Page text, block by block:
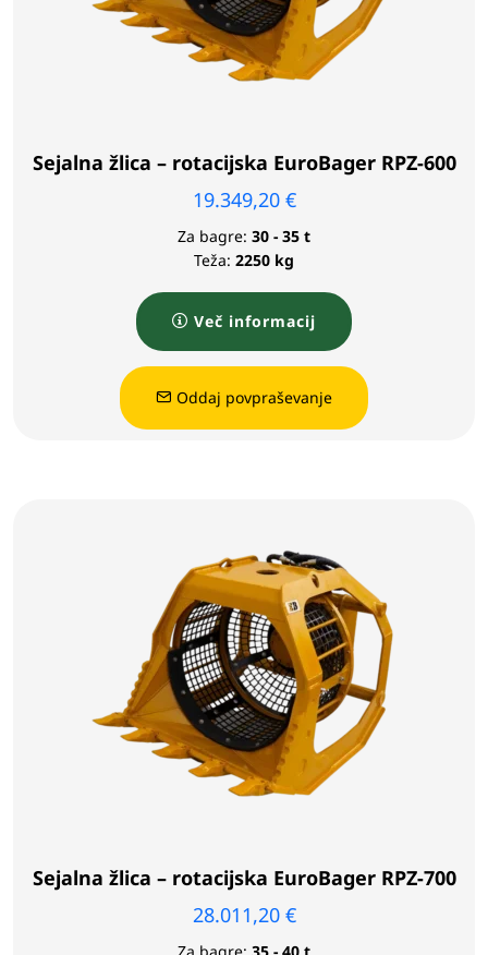
Sejalna žlica – rotacijska EuroBager RPZ-600
19.349,20 €
Za bagre: 30 - 35 t
Teža: 2250 kg
Več informacij
Oddaj povpraševanje
Sejalna žlica – rotacijska EuroBager RPZ-700
28.011,20 €